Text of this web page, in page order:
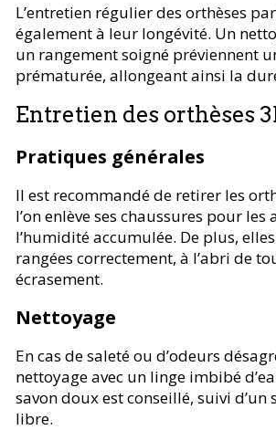
L’entretien régulier des orthèses
également à leur longévité. Un
un rangement soigné préviennent
prématurée, allongeant ainsi la
Entretien des orthèses
Pratiques générales
Il est recommandé de retirer les
l’on enlève ses chaussures pour les
l’humidité accumulée. De plus,
rangées correctement, à l’abri de
écrasement.
Nettoyage
En cas de saleté ou d’odeurs
nettoyage avec un linge imbibé
savon doux est conseillé, suivi d’un
libre.